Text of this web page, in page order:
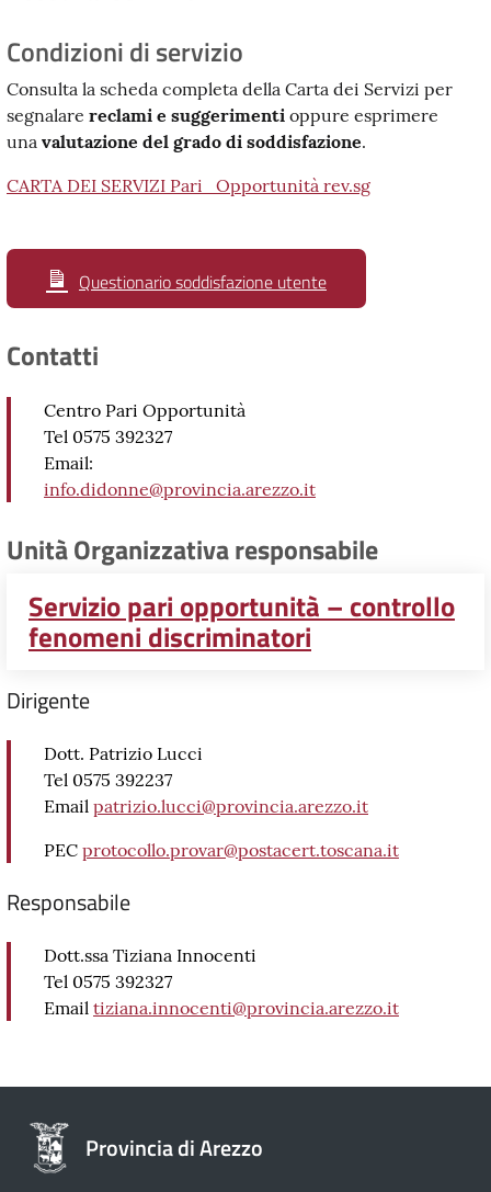
Condizioni di servizio
Consulta la scheda completa della Carta dei Servizi per
segnalare reclami e suggerimenti oppure esprimere
una valutazione del grado di soddisfazione.
CARTA DEI SERVIZI Pari_Opportunità rev.sg
Questionario soddisfazione utente
Contatti
Centro Pari Opportunità
Tel 0575 392327
Email:
info.didonne@provincia.arezzo.it
Unità Organizzativa responsabile
Servizio pari opportunità – controllo
fenomeni discriminatori
Dirigente
Dott. Patrizio Lucci
Tel 0575 392237
Email patrizio.lucci@provincia.arezzo.it
PEC protocollo.provar@postacert.toscana.it
Responsabile
Dott.ssa Tiziana Innocenti
Tel 0575 392327
Email tiziana.innocenti@provincia.arezzo.it
Provincia di Arezzo